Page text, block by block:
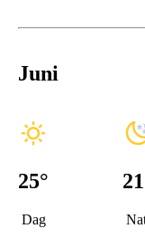
Juni
25°
Dag
21